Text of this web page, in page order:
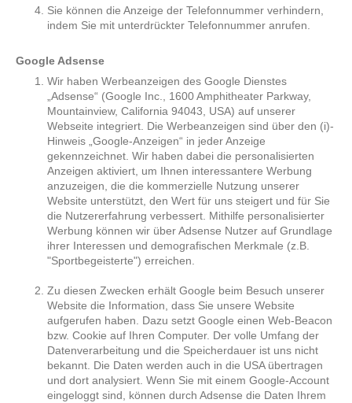
Sie können die Anzeige der Telefonnummer verhindern,
indem Sie mit unterdrückter Telefonnummer anrufen.
Google Adsense
Wir haben Werbeanzeigen des Google Dienstes
„Adsense“ (Google Inc., 1600 Amphitheater Parkway,
Mountainview, California 94043, USA) auf unserer
Webseite integriert. Die Werbeanzeigen sind über den (i)-
Hinweis „Google-Anzeigen“ in jeder Anzeige
gekennzeichnet. Wir haben dabei die personalisierten
Anzeigen aktiviert, um Ihnen interessantere Werbung
anzuzeigen, die die kommerzielle Nutzung unserer
Website unterstützt, den Wert für uns steigert und für Sie
die Nutzererfahrung verbessert. Mithilfe personalisierter
Werbung können wir über Adsense Nutzer auf Grundlage
ihrer Interessen und demografischen Merkmale (z.B.
"Sportbegeisterte") erreichen.
Zu diesen Zwecken erhält Google beim Besuch unserer
Website die Information, dass Sie unsere Website
aufgerufen haben. Dazu setzt Google einen Web-Beacon
bzw. Cookie auf Ihren Computer. Der volle Umfang der
Datenverarbeitung und die Speicherdauer ist uns nicht
bekannt. Die Daten werden auch in die USA übertragen
und dort analysiert. Wenn Sie mit einem Google-Account
eingeloggt sind, können durch Adsense die Daten Ihrem